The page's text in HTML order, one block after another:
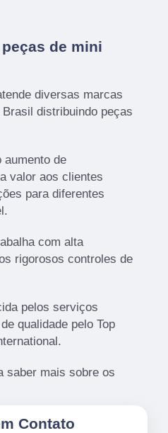
de mini
diversas marcas
distribuindo peças
aumento de
valor aos clientes
para diferentes
com alta
rigorosos controles de
pelos serviços
qualidade pelo Top
saber mais sobre os
Contato